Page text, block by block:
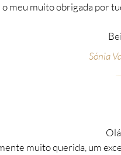
o meu muito obrigada por
Sónia
muito querida, um